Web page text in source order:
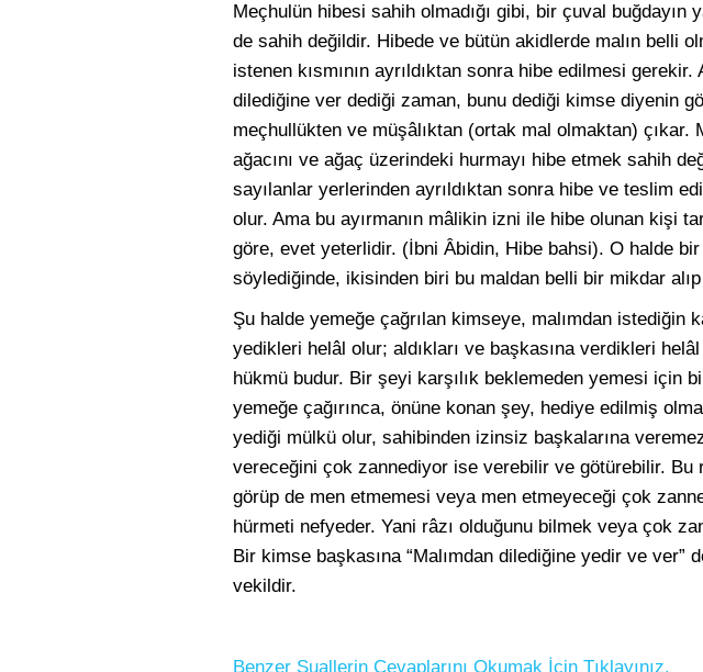
Meçhulün hibesi sahih olmadığı gibi, bir çuval buğdayın
de sahih değildir. Hibede ve bütün akidlerde malın belli
istenen kısmının ayrıldıktan sonra hibe edilmesi
dilediğine ver dediği zaman, bunu dediği kimse diyenin
meçhullükten ve müşâlıktan (ortak mal olmaktan)
ağacını ve ağaç üzerindeki hurmayı hibe etmek sahih
sayılanlar yerlerinden ayrıldıktan sonra hibe ve teslim
olur. Ama bu ayırmanın mâlikin izni ile hibe olunan kişi
göre, evet yeterlidir. (İbni Âbidin, Hibe bahsi). O halde
söylediğinde, ikisinden biri bu maldan belli bir mikdar
Şu halde yemeğe çağrılan kimseye, malımdan
yedikleri helâl olur; aldıkları ve başkasına verdikleri
hükmü budur. Bir şeyi karşılık beklemeden yemesi için
yemeğe çağırınca, önüne konan şey, hediye edilmiş
yediği mülkü olur, sahibinden izinsiz başkalarına
vereceğini çok zannediyor ise verebilir ve götürebilir. Bu
görüp de men etmemesi veya men etmeyeceği çok
hürmeti nefyeder. Yani râzı olduğunu bilmek veya çok
Bir kimse başkasına “Malımdan dilediğine yedir ve
vekildir.
Benzer Suallerin Cevaplarını Okumak İçin Tıklayınız.